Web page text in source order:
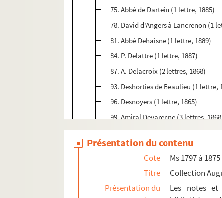
75. Abbé de Dartein (1 lettre, 1885)
78. David d'Angers à Lancrenon (1
81. Abbé Dehaisne (1 lettre, 1889)
84. P. Delattre (1 lettre, 1887)
87. A. Delacroix (2 lettres, 1868)
93. Deshorties de Beaulieu (1 lettre,
96. Desnoyers (1 lettre, 1865)
99. Amiral Devarenne (3 lettres,
106. Devaux (1 lettre, 1869)
109. Donati (2 lettres, 1881)
114. L. Drapeyron (1 lettre, 1892)
117. Victor Du Bled (1 lettre, 1892)
120. Alfred Ducat (10 lettres, 1874-
Présentation du contenu
Cote
Ms 1797 à 1875
Titre
Collection
Présentation du
Les notes